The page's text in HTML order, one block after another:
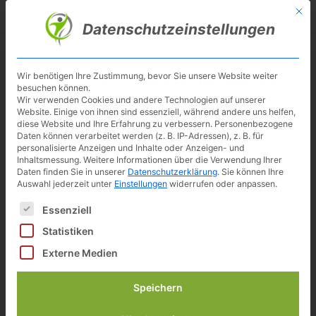
Skip
Besuche meinen Youtube-Kanal ▶︎
Ultrasport
Der Spezialist für klappbare, kompakte
Heimtrainer, X-Bikes, Mini-Heimtrainer,
Heimfitness und Fitnessbekleidung.
Ultrasport Kontakt, Ersatzteile und
Support
Mit
Datenschutzeinstellungen
Wir benötigen Ihre Zustimmung, bevor Sie unsere Website weiter
besuchen können.
Wir verwenden Cookies und andere Technologien auf unserer
Website. Einige von ihnen sind essenziell, während andere uns helfen,
diese Website und Ihre Erfahrung zu verbessern. Personenbezogene
Daten können verarbeitet werden (z. B. IP-Adressen), z. B. für
personalisierte Anzeigen und Inhalte oder Anzeigen- und
Inhaltsmessung. Weitere Informationen über die Verwendung Ihrer
Daten finden Sie in unserer Datenschutzerklärung. Sie können Ihre
Auswahl jederzeit unter Einstellungen widerrufen oder anpassen.
Es folgt eine Liste der Service-Gruppen, für die eine
Essenziell
Statistiken
Externe Medien
Speichern